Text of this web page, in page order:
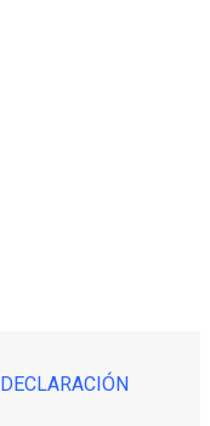
DECLARACIÓN